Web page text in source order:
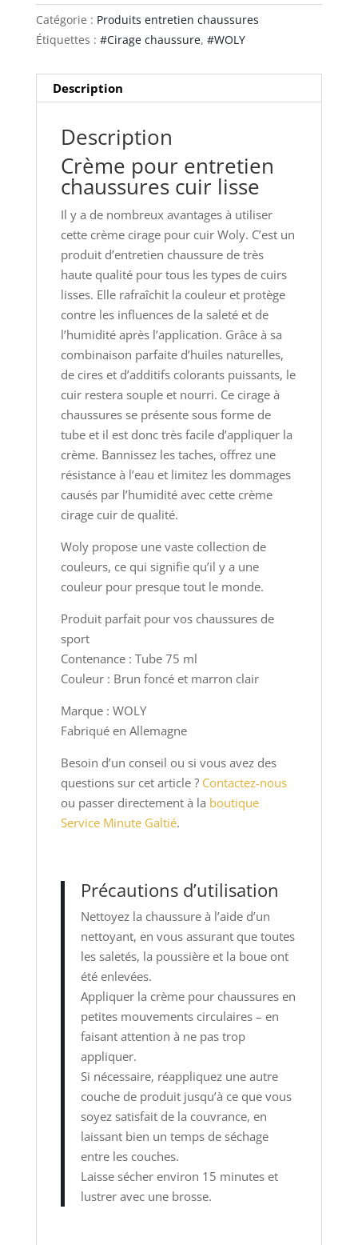
Catégorie : Produits entretien chaussures
Étiquettes : #Cirage chaussure, #WOLY
Description
Description
Crème pour entretien
chaussures cuir lisse
Il y a de nombreux avantages à utiliser
cette crème cirage pour cuir Woly. C’est un
produit d’entretien chaussure de très
haute qualité pour tous les types de cuirs
lisses. Elle rafraîchit la couleur et protège
contre les influences de la saleté et de
l’humidité après l’application. Grâce à sa
combinaison parfaite d’huiles naturelles,
de cires et d’additifs colorants puissants, le
cuir restera souple et nourri. Ce cirage à
chaussures se présente sous forme de
tube et il est donc très facile d’appliquer la
crème. Bannissez les taches, offrez une
résistance à l’eau et limitez les dommages
causés par l’humidité avec cette crème
cirage cuir de qualité.
Woly propose une vaste collection de
couleurs, ce qui signifie qu’il y a une
couleur pour presque tout le monde.
Produit parfait pour vos chaussures de
sport
Contenance : Tube 75 ml
Couleur : Brun foncé et marron clair
Marque : WOLY
Fabriqué en Allemagne
Besoin d’un conseil ou si vous avez des
questions sur cet article ? Contactez-nous
ou passer directement à la boutique
Service Minute Galtié.
Précautions d’utilisation
Nettoyez la chaussure à l’aide d’un
nettoyant, en vous assurant que toutes
les saletés, la poussière et la boue ont
été enlevées.
Appliquer la crème pour chaussures en
petites mouvements circulaires – en
faisant attention à ne pas trop
appliquer.
Si nécessaire, réappliquez une autre
couche de produit jusqu’à ce que vous
soyez satisfait de la couvrance, en
laissant bien un temps de séchage
entre les couches.
Laisse sécher environ 15 minutes et
lustrer avec une brosse.